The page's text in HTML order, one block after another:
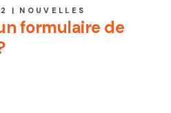
NOUVELLES
formulaire de